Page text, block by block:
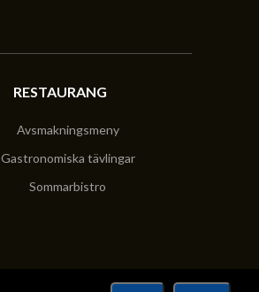
RESTAURANG
Avsmakningsmeny
Gastronomiska tävlingar
Sommarbistro